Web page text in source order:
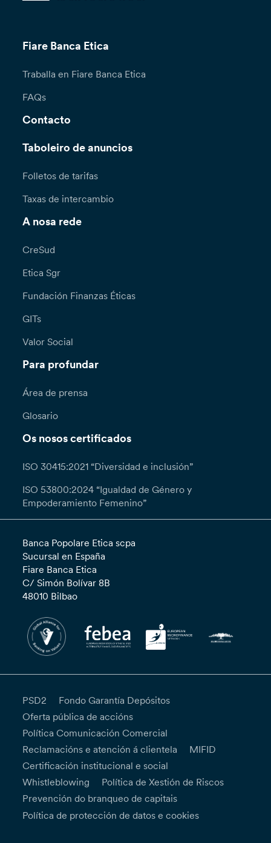
Fiare Banca Etica
Traballa en Fiare Banca Etica
FAQs
Contacto
Taboleiro de anuncios
Folletos de tarifas
Taxas de intercambio
A nosa rede
CreSud
Etica Sgr
Fundación Finanzas Éticas
GITs
Valor Social
Para profundar
Área de prensa
Glosario
Os nosos certificados
ISO 30415:2021 “Diversidad e inclusión”
ISO 53800:2024 “Igualdad de Género y
Empoderamiento Femenino”
Banca Popolare Etica scpa
Sucursal en España
Fiare Banca Etica
C/ Simón Bolívar 8B
48010 Bilbao
PSD2
Fondo Garantía Depósitos
Oferta pública de accións
Política Comunicación Comercial
Reclamacións e atención á clientela
MIFID
Certificación institucional e social
Whistleblowing
Política de Xestión de Riscos
Prevención do branqueo de capitais
Política de protección de datos e cookies